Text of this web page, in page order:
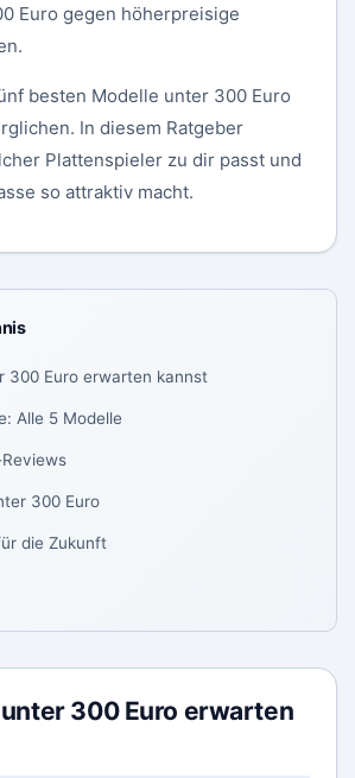
Euro gegen höherpreisige
besten Modelle unter 300 Euro
In diesem Ratgeber
Plattenspieler zu dir passt und
so attraktiv macht.
300 Euro erwarten kannst
Alle 5 Modelle
300 Euro
die Zukunft
300 Euro erwarten